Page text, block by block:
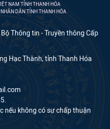
NAM TỈNH THANH HÓA
DÂN TỈNH THANH HÓA
Thông tin - Truyền thông Cấp
Hạc Thành, tỉnh Thanh Hóa
nếu không có sự chấp thuận